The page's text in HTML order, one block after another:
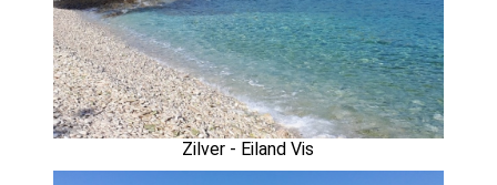
Zilver - Eiland Vis